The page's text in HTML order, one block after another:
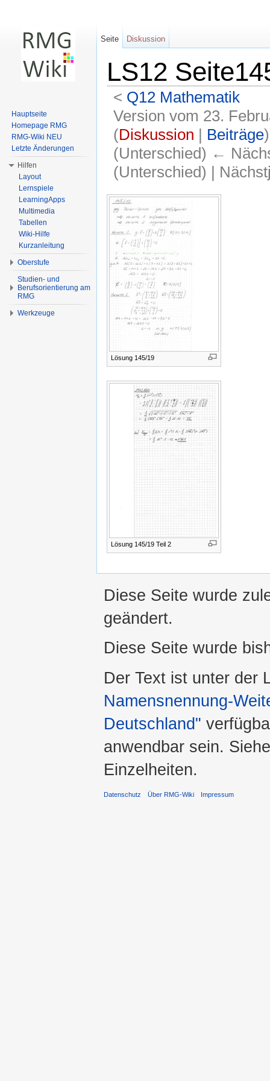
LS12
< Q12 Mathematik
Version vom 23.
(Diskussion | Beiträge)
(Unterschied) ←
(Unterschied) |
Lösung 145/19
Lösung 145/19 Teil 2
Seite Diskussion
Hauptseite
Homepage RMG
RMG-Wiki NEU
Letzte Änderungen
Hilfen
Layout
Lernspiele
LearningApps
Multimedia
Tabellen
Wiki-Hilfe
Kurzanleitung
Oberstufe
Studien- und
Berufsorientierung am
RMG
Werkzeuge
Diese Seite wurde
geändert.
Diese Seite wurde
Der Text ist unter der
Namensnennung-
Deutschland"
anwendbar sein.
Einzelheiten.
Datenschutz Über RMG-Wiki Impressum